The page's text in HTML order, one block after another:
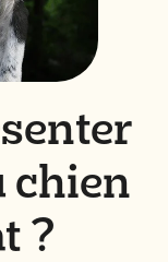
chien
?